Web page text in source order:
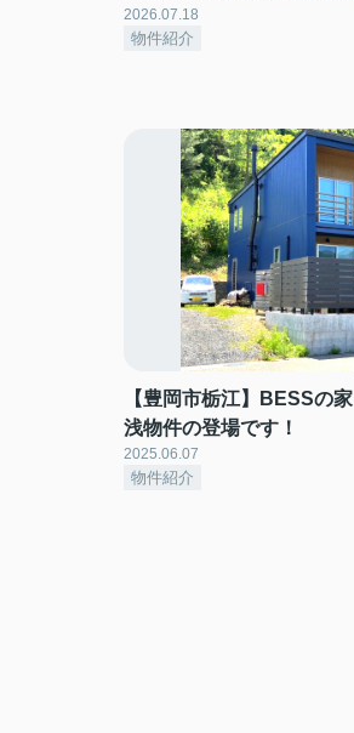
2026.07.18
物件紹介
【豊岡市栃江】BESSの
浅物件の登場です！
2025.06.07
物件紹介